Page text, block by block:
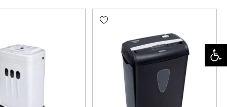
Add wishlist
פתח סרגל נגישות